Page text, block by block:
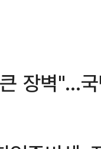
장벽"…국